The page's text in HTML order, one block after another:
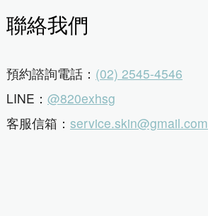
聯絡我們
預約諮詢電話： (02) 2545-4546
LINE： @820exhsg
客服信箱： service.skin@gmail.com